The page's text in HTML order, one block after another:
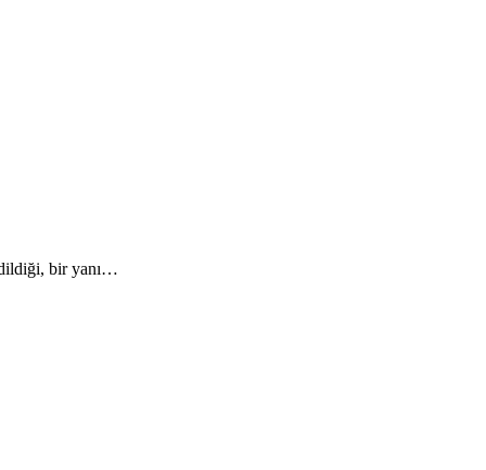
bir yanı…